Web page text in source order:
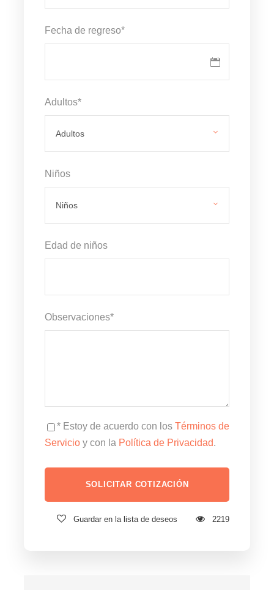
Fecha de regreso*
Adultos*
Niños
Edad de niños
Observaciones*
* Estoy de acuerdo con los Términos de
Servicio y con la Política de Privacidad.
Guardar en la lista de deseos 2219